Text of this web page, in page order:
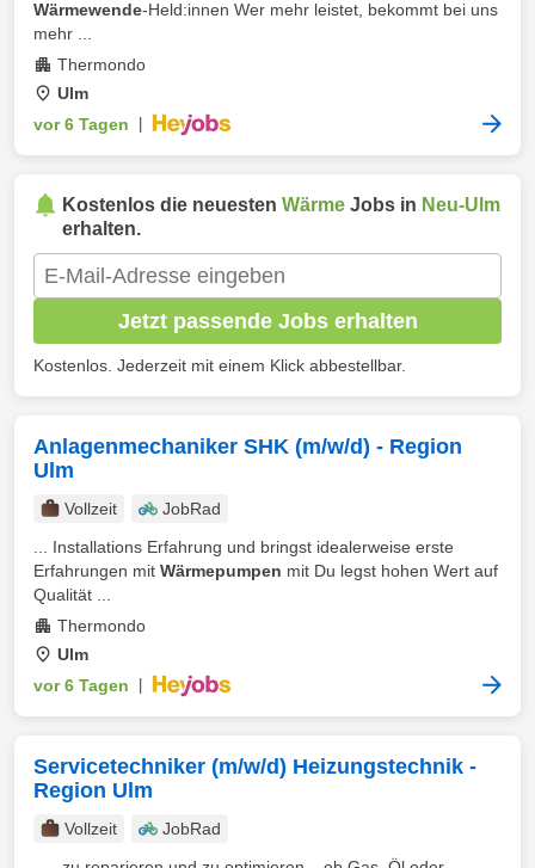
Wärmewende-Held:innen Wer mehr leistet, bekommt bei uns
mehr ...
Thermondo
Ulm
vor 6 Tagen
Kostenlos die neuesten Wärme Jobs in Neu-Ulm
erhalten.
Jetzt passende Jobs erhalten
Kostenlos. Jederzeit mit einem Klick abbestellbar.
Anlagenmechaniker SHK (m/w/d) - Region
Ulm
Vollzeit
JobRad
... Installations Erfahrung und bringst idealerweise erste
Erfahrungen mit Wärmepumpen mit Du legst hohen Wert auf
Qualität ...
Thermondo
Ulm
vor 6 Tagen
Servicetechniker (m/w/d) Heizungstechnik -
Region Ulm
Vollzeit
JobRad